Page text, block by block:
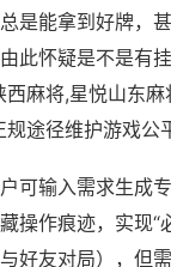
是能拿到好牌，
此怀疑是不是有
麻将,星悦山东
途径维护游戏公
可输入需求生成专
操作痕迹，实现“
好友对局），但